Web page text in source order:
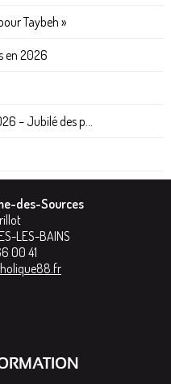
Taybeh »
en 2026
– Jubilé des p...
des-Sources
LES-BAINS
00 41